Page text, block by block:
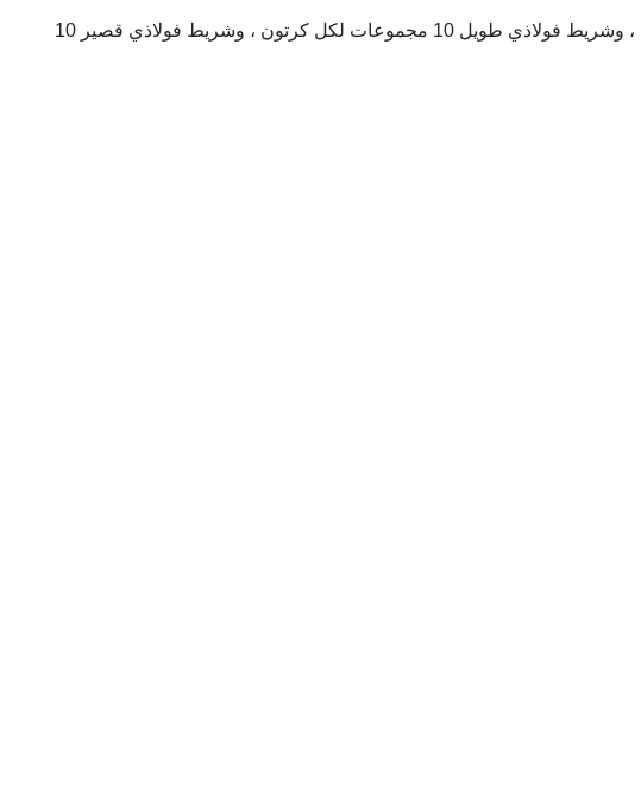
يحتوي ركن النعش البلاستيكي وشريط الصلب على عبوة منفصلة ، و 20 مجموعة من ركن النعش البلاستيكي لكل كرتون ، وشريط فولاذي طويل 10 مجموعات لكل كرتون ، وشريط فولاذي قصير 10